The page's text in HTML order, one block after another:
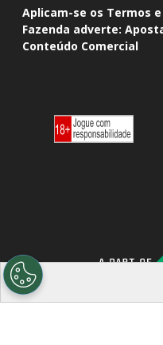
Aplicam-se os Termos
Fazenda adverte:
Conteúdo Comercial